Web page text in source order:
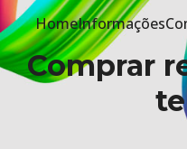
HomeInformações
Comprar